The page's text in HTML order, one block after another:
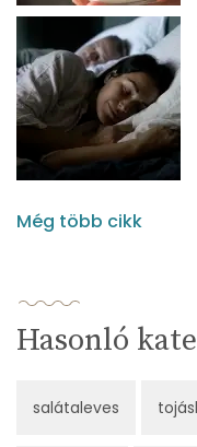
Még több cikk
Hasonló
salátaleves